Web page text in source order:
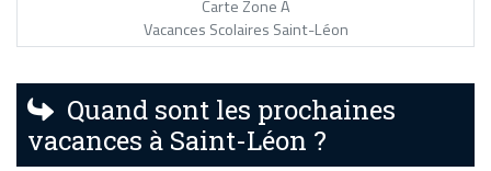
Carte Zone A
Vacances Scolaires Saint-Léon
Quand sont les prochaines
vacances à Saint-Léon ?